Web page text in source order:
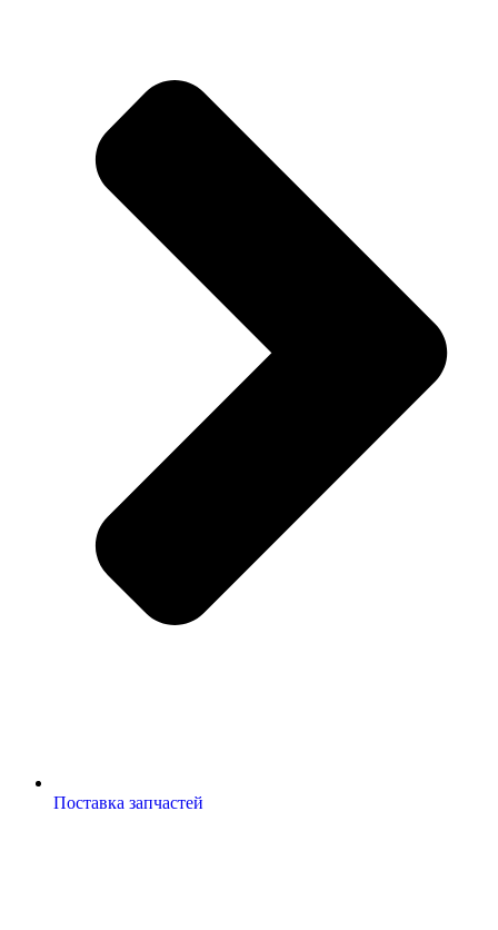
Поставка запчастей